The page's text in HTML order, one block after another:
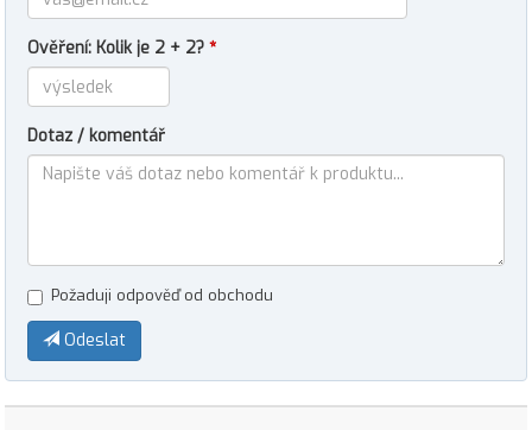
Ověření: Kolik je 2 + 2? *
Dotaz / komentář
Požaduji odpověď od obchodu
Odeslat